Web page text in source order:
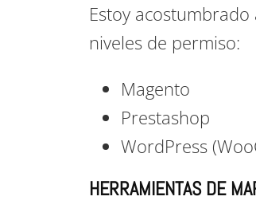
Estoy
niveles de permiso:
Magento
Prestashop
WordPress
HERRAMIENTAS DE